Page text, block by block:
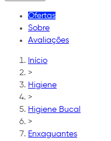
Ofertas
Sobre
Avaliações
Início
>
Higiene
>
Higiene Bucal
>
Enxaguantes